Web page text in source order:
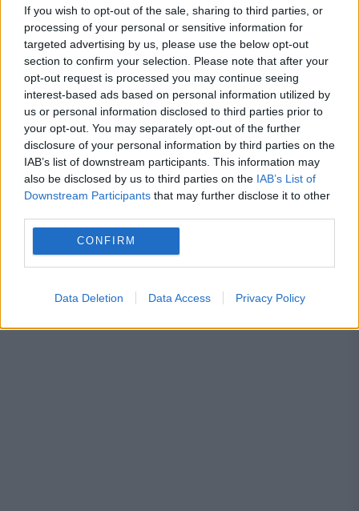
If you wish to opt-out of the sale, sharing to third parties, or
processing of your personal or sensitive information for
targeted advertising by us, please use the below opt-out
section to confirm your selection. Please note that after your
opt-out request is processed you may continue seeing
interest-based ads based on personal information utilized by
us or personal information disclosed to third parties prior to
your opt-out. You may separately opt-out of the further
disclosure of your personal information by third parties on the
IAB’s list of downstream participants. This information may
also be disclosed by us to third parties on the IAB’s List of
Downstream Participants that may further disclose it to other
CONFIRM
Data Deletion Data Access Privacy Policy
POLITICA
Ilie Bolojan critică votul din Senat: Se pun în
pericol miliardele de euro din PNRR pentru un
jalon deja plătit de Comisia Europeană